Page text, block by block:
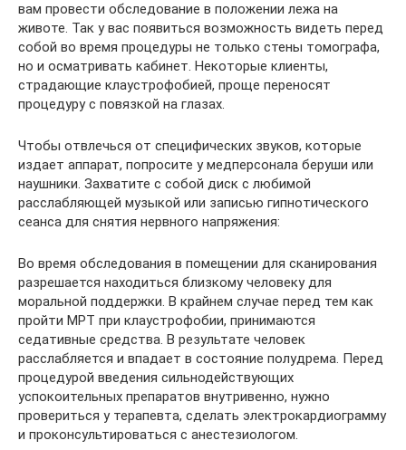
вам провести обследование в положении лежа на
животе. Так у вас появиться возможность видеть перед
собой во время процедуры не только стены томографа,
но и осматривать кабинет. Некоторые клиенты,
страдающие клаустрофобией, проще переносят
процедуру с повязкой на глазах.
Чтобы отвлечься от специфических звуков, которые
издает аппарат, попросите у медперсонала беруши или
наушники. Захватите с собой диск с любимой
расслабляющей музыкой или записью гипнотического
сеанса для снятия нервного напряжения:
Во время обследования в помещении для сканирования
разрешается находиться близкому человеку для
моральной поддержки. В крайнем случае перед тем как
пройти МРТ при клаустрофобии, принимаются
седативные средства. В результате человек
расслабляется и впадает в состояние полудрема. Перед
процедурой введения сильнодействующих
успокоительных препаратов внутривенно, нужно
провериться у терапевта, сделать электрокардиограмму
и проконсультироваться с анестезиологом.